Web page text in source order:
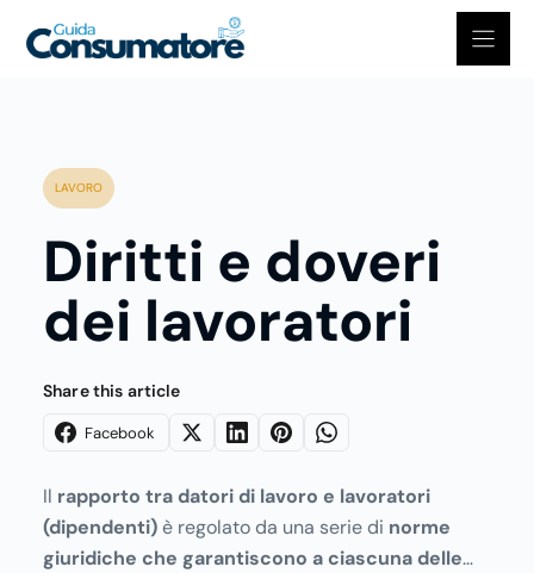
LAVORO
Diritti e doveri
dei lavoratori
Share this article
Facebook
Il rapporto tra datori di lavoro e lavoratori
(dipendenti)è regolato da una serie di norme
giuridiche che garantiscono a ciascuna delle